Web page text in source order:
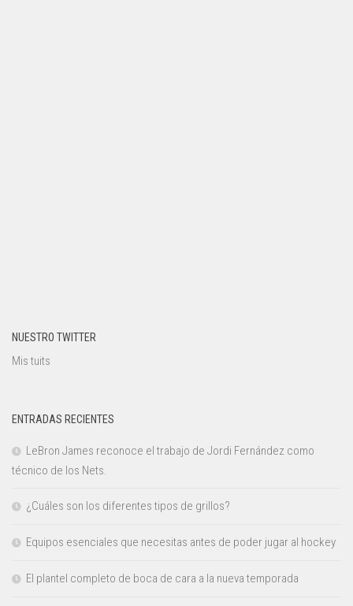
NUESTRO TWITTER
Mis tuits
ENTRADAS RECIENTES
LeBron James reconoce el trabajo de Jordi Fernández como
técnico de los Nets.
¿Cuáles son los diferentes tipos de grillos?
Equipos esenciales que necesitas antes de poder jugar al hockey
El plantel completo de boca de cara a la nueva temporada